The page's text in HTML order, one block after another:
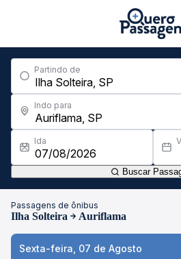
Partindo de
Indo para
Ida
Buscar
Passagens de ônibus
Ilha Solteira Auriflama
Sexta-feira, 07 de Agosto